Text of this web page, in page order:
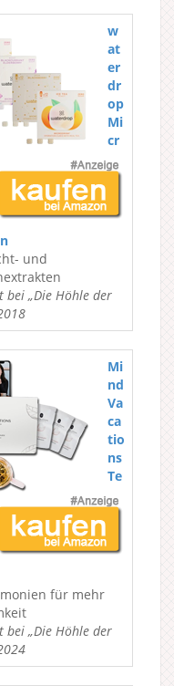
w
at
er
dr
op
Mi
cr
und
bei „Die Höhle der
Mi
nd
Va
ca
tio
ns
Te
für mehr
bei „Die Höhle der